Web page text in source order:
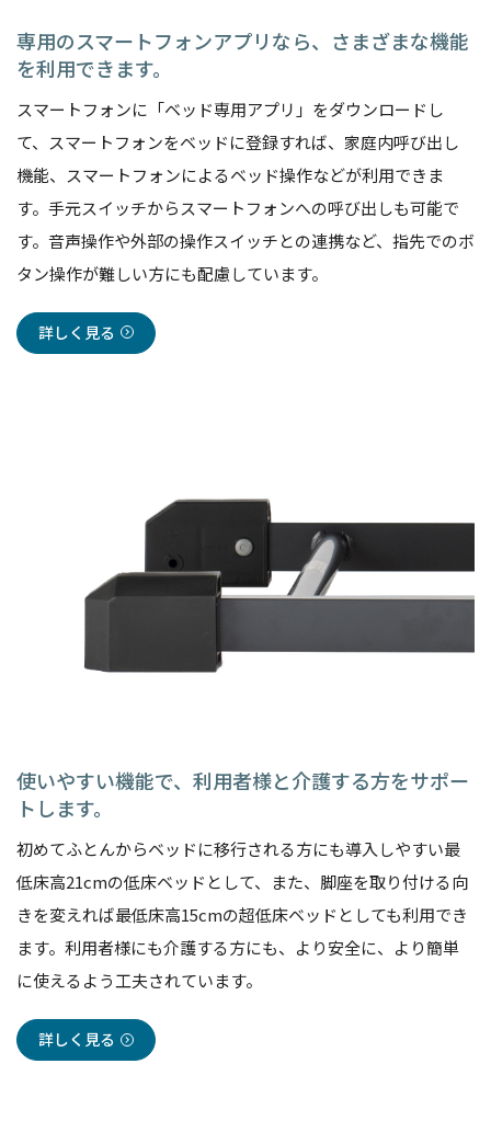
専用のスマートフォンアプリなら、さまざまな機能
を利用できます。
スマートフォンに「ベッド専用アプリ」をダウンロードし
て、スマートフォンをベッドに登録すれば、家庭内呼び出し
機能、スマートフォンによるベッド操作などが利用できま
す。手元スイッチからスマートフォンへの呼び出しも可能で
す。音声操作や外部の操作スイッチとの連携など、指先でのボ
タン操作が難しい方にも配慮しています。
詳しく見る
使いやすい機能で、利用者様と介護する方をサポー
トします。
初めてふとんからベッドに移行される方にも導入しやすい最
低床高21cmの低床ベッドとして、また、脚座を取り付ける向
きを変えれば最低床高15cmの超低床ベッドとしても利用でき
ます。利用者様にも介護する方にも、より安全に、より簡単
に使えるよう工夫されています。
詳しく見る